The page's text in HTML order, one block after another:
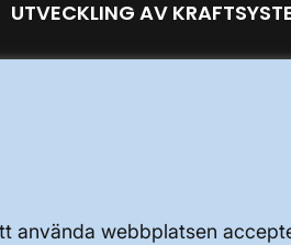
använda webbplatsen
UTVECKLING AV